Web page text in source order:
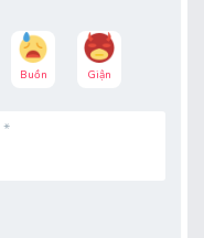
Buồn Giận
*